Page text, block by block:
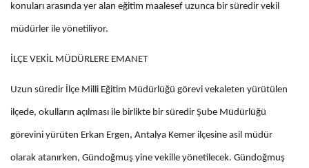
konuları arasında yer alan eğitim maalesef uzunca bir süredir vekil
müdürler ile yönetiliyor.
İLÇE VEKİL MÜDÜRLERE EMANET
Uzun süredir İlçe Milli Eğitim Müdürlüğü görevi vekaleten yürütülen
ilçede, okulların açılması ile birlikte bir süredir Şube Müdürlüğü
görevini yürüten Erkan Ergen, Antalya Kemer ilçesine asil müdür
olarak atanırken, Gündoğmuş yine vekille yönetilecek. Gündoğmuş